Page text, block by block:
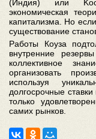
(Индия) или Koc
экономическая
капитализма. Но
существование
Работы Коуза
внутренние
коллективное
организовать
используя
долгосрочные
только
самих рынков.